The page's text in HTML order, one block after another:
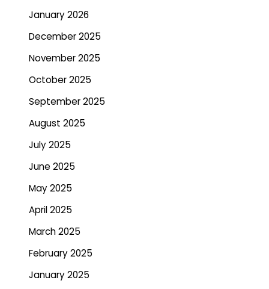
January 2026
December 2025
November 2025
October 2025
September 2025
August 2025
July 2025
June 2025
May 2025
April 2025
March 2025
February 2025
January 2025